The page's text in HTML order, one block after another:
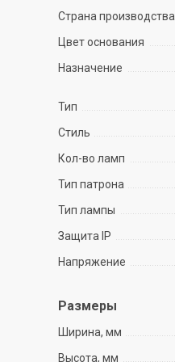
Страна производства
Цвет основания
Назначение
Тип
Стиль
Кол-во ламп
Тип патрона
Тип лампы
Защита IP
Напряжение
Размеры
Ширина, мм
Высота, мм